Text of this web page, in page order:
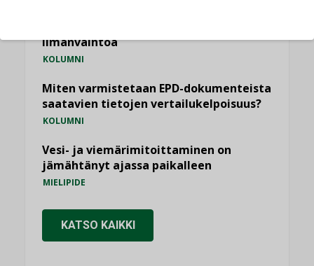
ilmanvaihtoa
KOLUMNI
Miten varmistetaan EPD-dokumenteista
saatavien tietojen vertailukelpoisuus?
KOLUMNI
Vesi- ja viemärimitoittaminen on
jämähtänyt ajassa paikalleen
MIELIPIDE
KATSO KAIKKI